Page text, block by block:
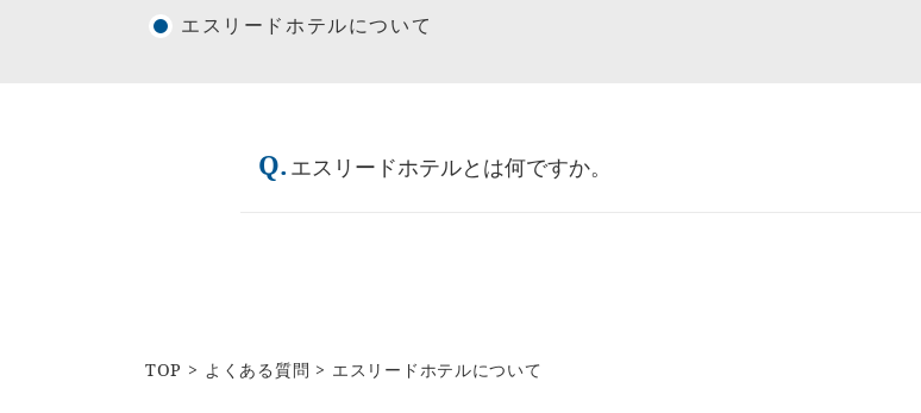
エスリードホテルについて
Q.エスリードホテルとは何ですか。
TOP よくある質問 エスリードホテルについて